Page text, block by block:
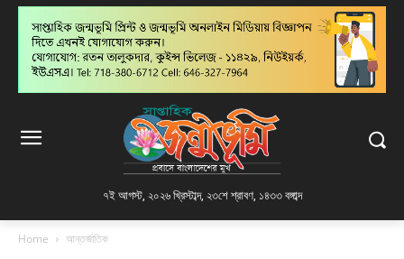
৭ই আগস্ট, ২০২৬ খ্রিস্টাব্দ, ২৩শে শ্রাবণ, ১৪৩৩ বঙ্গাব্দ
Home আন্তর্জাতিক